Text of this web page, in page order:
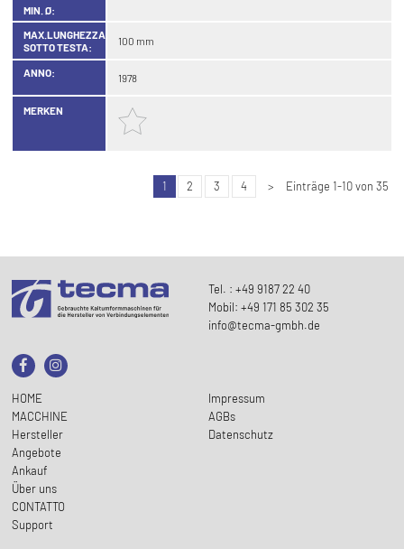
MIN. Ø:
MAX.LUNGHEZZA
SOTTO TESTA:
100 mm
ANNO: 1978
MERKEN
1 2 3 4 > Einträge 1-10 von 35
Tel. : +49 9187 22 40
Mobil: +49 171 85 302 35
info@tecma-gmbh.de
HOME
MACCHINE
Hersteller
Angebote
Ankauf
Über uns
CONTATTO
Support
Impressum
AGBs
Datenschutz